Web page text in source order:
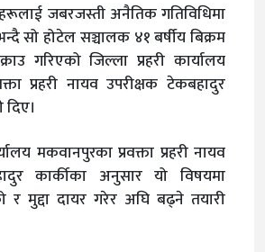
जबरजस्ती अनैतिक गतिविधिमा
सो होटेल सञ्चालक ४१ बर्षीय बिक्रम
गरिएको जिल्ला प्रहरी कार्यालय
प्रहरी नायव उपरीक्षक टेकबहादुर
मकवानपुरका प्रवक्ता प्रहरी नायव
कार्कीका अनुसार यो विषयमा
र मुद्दा दायर गरेर अघि बढ्ने तयारी